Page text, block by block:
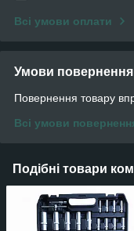
Всі умови оплати
Умови повернення
Повернення товару
Всі умови
Подібні товари